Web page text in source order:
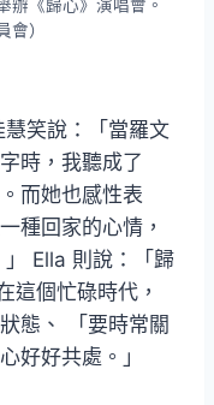
辦《歸心》演唱會。
會）
笑說：「當羅文
時，我聽成了
而她也感性表
種回家的心情，
Ella 則說：「歸
這個忙碌時代，
態、 「要時常關
好好共處。」